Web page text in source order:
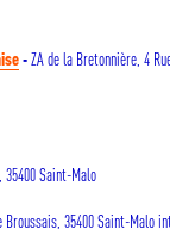
-ZA de la Bretonnière, 4
35400 Saint-Malo
Broussais, 35400 Saint-Malo